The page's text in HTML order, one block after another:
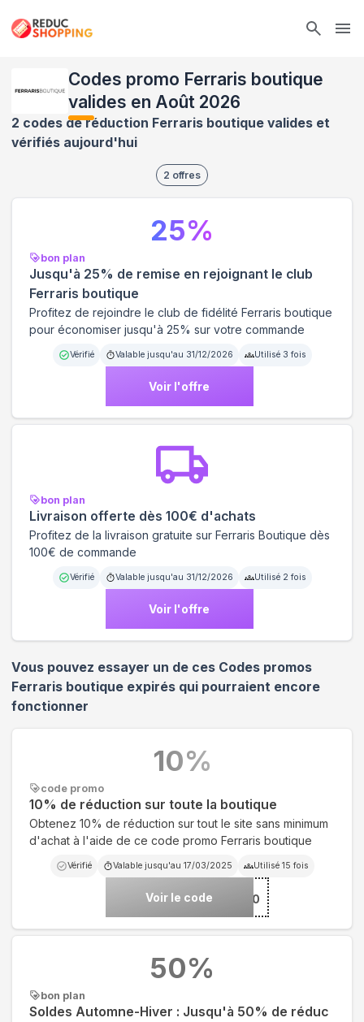
Codes promo Ferraris boutique
valides en Août 2026
2 codes de réduction Ferraris boutique valides et
vérifiés aujourd'hui
2 offres
bon plan
Jusqu'à 25% de remise en rejoignant le club
Ferraris boutique
Profitez de rejoindre le club de fidélité Ferraris boutique
pour économiser jusqu'à 25% sur votre commande
Vérifié Valable jusqu'au 31/12/2026 Utilisé 3 fois
Voir l'offre
25%
bon plan
Livraison offerte dès 100€ d'achats
Profitez de la livraison gratuite sur Ferraris Boutique dès
100€ de commande
Vérifié Valable jusqu'au 31/12/2026 Utilisé 2 fois
Voir l'offre
Vous pouvez essayer un de ces Codes promos
Ferraris boutique expirés qui pourraient encore
fonctionner
code promo
10% de réduction sur toute la boutique
Obtenez 10% de réduction sur tout le site sans minimum
d'achat à l'aide de ce code promo Ferraris boutique
Vérifié Valable jusqu'au 17/03/2025 Utilisé 15 fois
Voir le code***COME20
10%
bon plan
Soldes Automne-Hiver : Jusqu'à 50% de réduc
50%